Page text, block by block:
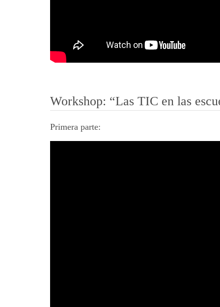
Workshop: “Las TIC en las
Primera parte: